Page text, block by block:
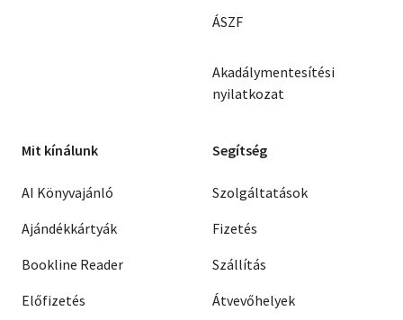
ÁSZF
Akadálymentesítési
nyilatkozat
Mit kínálunk
AI Könyvajánló
Ajándékkártyák
Bookline Reader
Előfizetés
Segítség
Szolgáltatások
Fizetés
Szállítás
Átvevőhelyek